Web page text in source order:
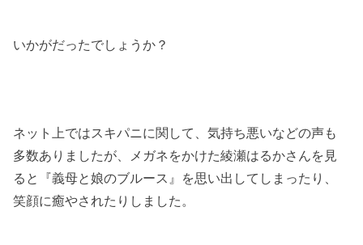
いかがだったでしょうか？
ネット上ではスキパニに関して、気持ち悪いなどの声も
多数ありましたが、メガネをかけた綾瀬はるかさんを見
ると『義母と娘のブルース』を思い出してしまったり、
笑顔に癒やされたりしました。